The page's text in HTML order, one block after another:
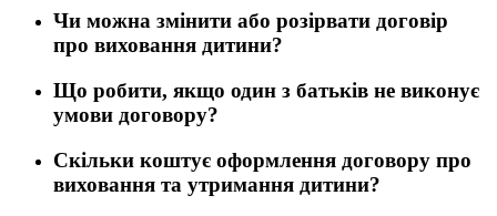
Чи можна змінити або розірвати договір
про виховання дитини?
Що робити, якщо один з батьків не виконує
умови договору?
Скільки коштує оформлення договору про
виховання та утримання дитини?